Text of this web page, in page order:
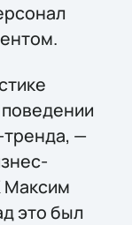
тренда, —
Максим
это был